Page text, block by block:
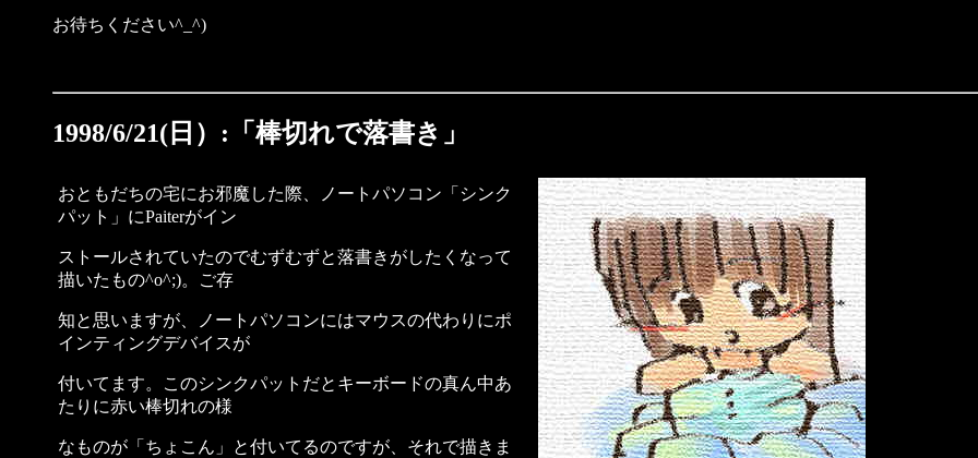
お待ちください^_^)
1998/6/21(日）:「棒切れで落書き」
おともだちの宅にお邪魔した際、ノートパソコン「シンク
パット」にPaiterがイン
ストールされていたのでむずむずと落書きがしたくなって
描いたもの^o^;)。ご存
知と思いますが、ノートパソコンにはマウスの代わりにポ
インティングデバイスが
付いてます。このシンクパットだとキーボードの真ん中あ
たりに赤い棒切れの様
なものが「ちょこん」と付いてるのですが、それで描きま